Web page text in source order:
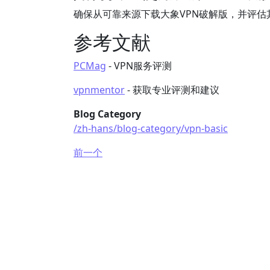
确保从可靠来源下载大象VPN破解版，并评估
参考文献
PCMag - VPN服务评测
vpnmentor- 获取专业评测和建议
Blog Category
/zh-hans/blog-category/vpn-basic
前一个